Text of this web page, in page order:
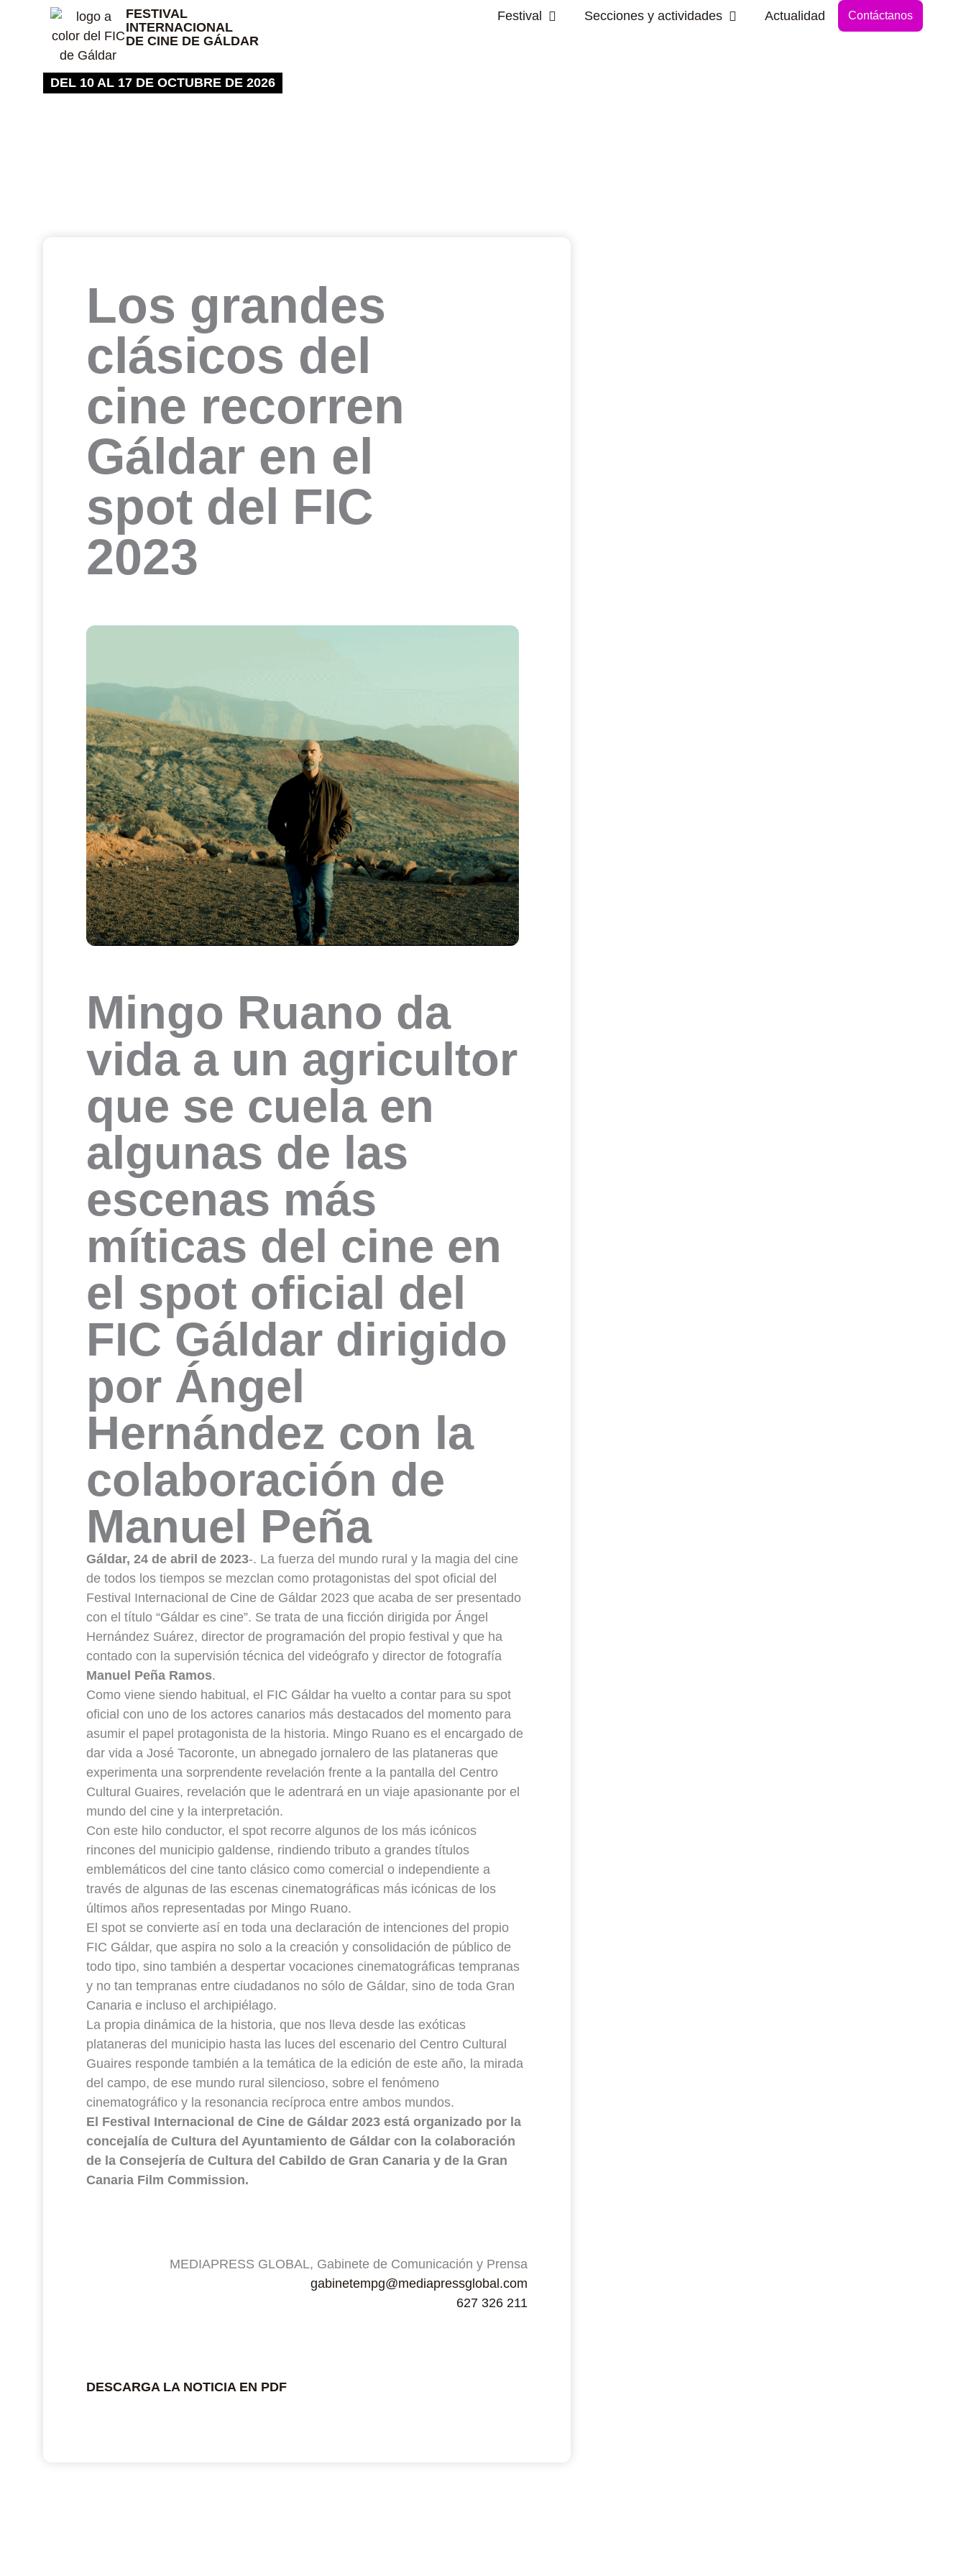
FESTIVAL
INTERNACIONAL
DE CINE DE GÁLDAR
DEL 10 AL 17 DE OCTUBRE DE 2026
Festival Abrir FestivalSecciones y actividades Abrir Secciones y actividades
Actualidad Contáctanos
Los grandes
clásicos del
cine recorren
Gáldar en el
spot del FIC
2023
Mingo Ruano da
vida a un agricultor
que se cuela en
algunas de las
escenas más
míticas del cine en
el spot oficial del
FIC Gáldar dirigido
por Ángel
Hernández con la
colaboración de
Manuel Peña
Gáldar, 24 de abril de 2023-. La fuerza del mundo rural y la magia del cine
de todos los tiempos se mezclan como protagonistas del spot oficial del
Festival Internacional de Cine de Gáldar 2023 que acaba de ser presentado
con el título “Gáldar es cine”. Se trata de una ficción dirigida por Ángel
Hernández Suárez, director de programación del propio festival y que ha
contado con la supervisión técnica del videógrafo y director de fotografía
Manuel Peña Ramos.
Como viene siendo habitual, el FIC Gáldar ha vuelto a contar para su spot
oficial con uno de los actores canarios más destacados del momento para
asumir el papel protagonista de la historia. Mingo Ruano es el encargado de
dar vida a José Tacoronte, un abnegado jornalero de las plataneras que
experimenta una sorprendente revelación frente a la pantalla del Centro
Cultural Guaires, revelación que le adentrará en un viaje apasionante por el
mundo del cine y la interpretación.
Con este hilo conductor, el spot recorre algunos de los más icónicos
rincones del municipio galdense, rindiendo tributo a grandes títulos
emblemáticos del cine tanto clásico como comercial o independiente a
través de algunas de las escenas cinematográficas más icónicas de los
últimos años representadas por Mingo Ruano.
El spot se convierte así en toda una declaración de intenciones del propio
FIC Gáldar, que aspira no solo a la creación y consolidación de público de
todo tipo, sino también a despertar vocaciones cinematográficas tempranas
y no tan tempranas entre ciudadanos no sólo de Gáldar, sino de toda Gran
Canaria e incluso el archipiélago.
La propia dinámica de la historia, que nos lleva desde las exóticas
plataneras del municipio hasta las luces del escenario del Centro Cultural
Guaires responde también a la temática de la edición de este año, la mirada
del campo, de ese mundo rural silencioso, sobre el fenómeno
cinematográfico y la resonancia recíproca entre ambos mundos.
El Festival Internacional de Cine de Gáldar 2023 está organizado por la
concejalía de Cultura del Ayuntamiento de Gáldar con la colaboración
de la Consejería de Cultura del Cabildo de Gran Canaria y de la Gran
Canaria Film Commission.
MEDIAPRESS GLOBAL, Gabinete de Comunicación y Prensa
gabinetempg@mediapressglobal.com
627 326 211
DESCARGA LA NOTICIA EN PDF